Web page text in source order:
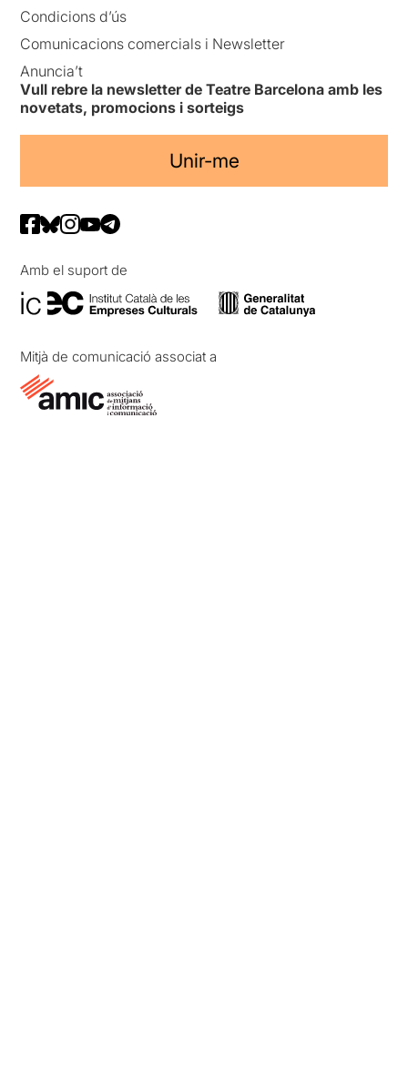
Condicions d’ús
Comunicacions comercials i Newsletter
Anuncia’t
Vull rebre la newsletter de Teatre Barcelona amb les
novetats, promocions i sorteigs
Unir-me
Amb el suport de
Mitjà de comunicació associat a